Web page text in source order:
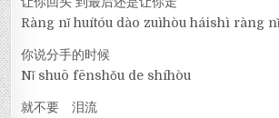
Ràng nǐ huítóu dào zuìhòu háishì ràng
你说分手的时候
Nǐ shuō fēnshǒu de shíhòu
就不要 泪流